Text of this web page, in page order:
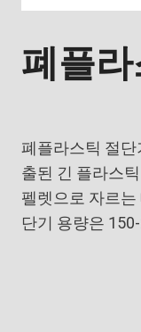
폐플라
폐플라스틱 절
출된 긴 플라스
펠렛으로 자르는
단기 용량은